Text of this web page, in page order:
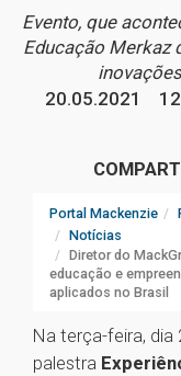
Evento, que
Educação Merkaz
20.05.2021
Portal Mackenzie
Notícias
Diretor do
educação e
aplicados no Brasil
Na terça-feira, dia
palestra